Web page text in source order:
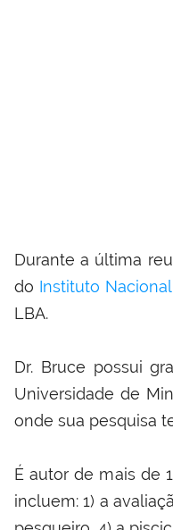
Durante a última
do Instituto
LBA.
Dr. Bruce possui
Universidade de
onde sua pesquisa
É autor de mais de
incluem: 1) a